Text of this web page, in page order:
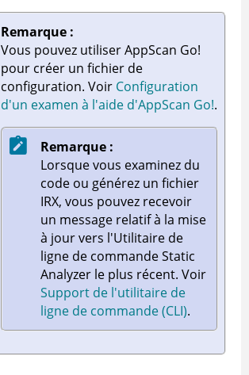
Remarque :
Vous pouvez utiliserAppScan Go!
pour créer un fichier de
configuration. Voir Configuration
d'un examen à l'aide d'AppScan Go!.
Remarque :
Lorsque vous examinez du
code ou générez un fichier
IRX, vous pouvez recevoir
un message relatif à la mise
à jour vers l'Utilitaire de
ligne de commande Static
Analyzer le plus récent. Voir
Support de l'utilitaire de
ligne de commande (CLI).